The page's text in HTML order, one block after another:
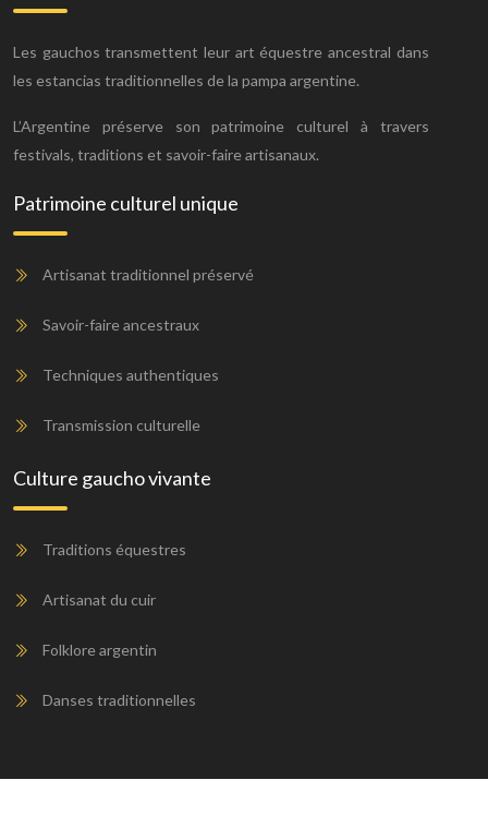
Les gauchos transmettent leur art équestre ancestral dans
les estancias traditionnelles de la pampa argentine.
L’Argentine préserve son patrimoine culturel à travers
festivals, traditions et savoir-faire artisanaux.
Patrimoine culturel unique
Artisanat traditionnel préservé
Savoir-faire ancestraux
Techniques authentiques
Transmission culturelle
Culture gaucho vivante
Traditions équestres
Artisanat du cuir
Folklore argentin
Danses traditionnelles